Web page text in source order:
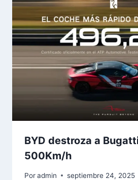
BYD destroza a
500Km/h
Poradmin septiembre 24, 2025